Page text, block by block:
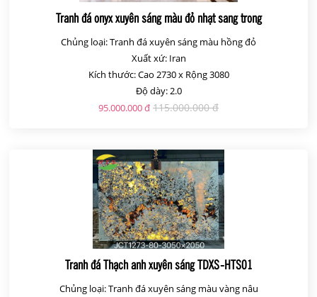
Tranh đá onyx xuyên sáng màu đỏ nhạt sang trong
Chủng loại: Tranh đá xuyên sáng màu hồng đỏ
Xuất xứ: Iran
Kích thước: Cao 2730 x Rộng 3080
Độ dày: 2.0
95.000.000 đ 115.000.000 đ
Tranh đá Thạch anh xuyên sáng TDXS-HTS01
Chủng loại: Tranh đá xuyên sáng màu vàng nâu